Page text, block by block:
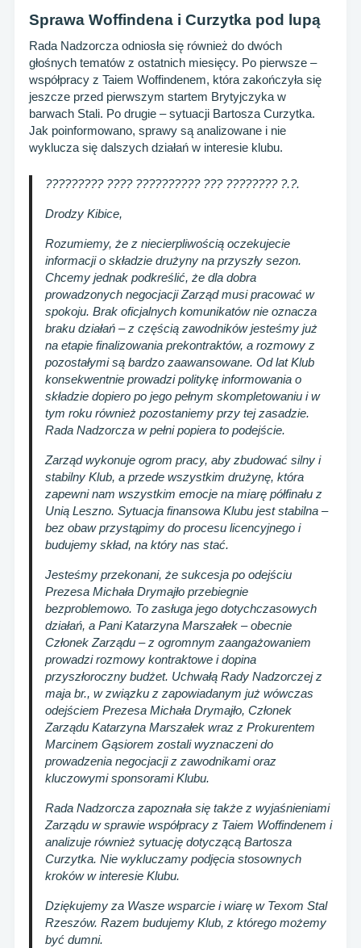
Sprawa Woffindena i Curzytka pod lupą
Rada Nadzorcza odniosła się również do dwóch
głośnych tematów z ostatnich miesięcy. Po pierwsze –
współpracy z Taiem Woffindenem, która zakończyła się
jeszcze przed pierwszym startem Brytyjczyka w
barwach Stali. Po drugie – sytuacji Bartosza Curzytka.
Jak poinformowano, sprawy są analizowane i nie
wyklucza się dalszych działań w interesie klubu.
????????? ???? ?????????? ??? ???????? ?.?.
Drodzy Kibice,
Rozumiemy, że z niecierpliwością oczekujecie
informacji o składzie drużyny na przyszły sezon.
Chcemy jednak podkreślić, że dla dobra
prowadzonych negocjacji Zarząd musi pracować w
spokoju. Brak oficjalnych komunikatów nie oznacza
braku działań – z częścią zawodników jesteśmy już
na etapie finalizowania prekontraktów, a rozmowy z
pozostałymi są bardzo zaawansowane. Od lat Klub
konsekwentnie prowadzi politykę informowania o
składzie dopiero po jego pełnym skompletowaniu i w
tym roku również pozostaniemy przy tej zasadzie.
Rada Nadzorcza w pełni popiera to podejście.
Zarząd wykonuje ogrom pracy, aby zbudować silny i
stabilny Klub, a przede wszystkim drużynę, która
zapewni nam wszystkim emocje na miarę półfinału z
Unią Leszno. Sytuacja finansowa Klubu jest stabilna –
bez obaw przystąpimy do procesu licencyjnego i
budujemy skład, na który nas stać.
Jesteśmy przekonani, że sukcesja po odejściu
Prezesa Michała Drymajło przebiegnie
bezproblemowo. To zasługa jego dotychczasowych
działań, a Pani Katarzyna Marszałek – obecnie
Członek Zarządu – z ogromnym zaangażowaniem
prowadzi rozmowy kontraktowe i dopina
przyszłoroczny budżet. Uchwałą Rady Nadzorczej z
maja br., w związku z zapowiadanym już wówczas
odejściem Prezesa Michała Drymajło, Członek
Zarządu Katarzyna Marszałek wraz z Prokurentem
Marcinem Gąsiorem zostali wyznaczeni do
prowadzenia negocjacji z zawodnikami oraz
kluczowymi sponsorami Klubu.
Rada Nadzorcza zapoznała się także z wyjaśnieniami
Zarządu w sprawie współpracy z Taiem Woffindenem i
analizuje również sytuację dotyczącą Bartosza
Curzytka. Nie wykluczamy podjęcia stosownych
kroków w interesie Klubu.
Dziękujemy za Wasze wsparcie i wiarę w Texom Stal
Rzeszów. Razem budujemy Klub, z którego możemy
być dumni.